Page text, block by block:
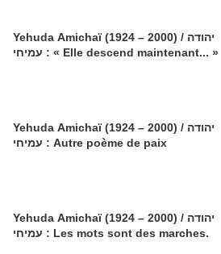
Yehuda Amichaï (1924 – 2000) / יהודה
עמיחי : « Elle descend maintenant... »
Yehuda Amichaï (1924 – 2000) / יהודה
עמיחי : Autre poème de paix
Yehuda Amichaï (1924 – 2000) / יהודה
עמיחי : Les mots sont des marches.